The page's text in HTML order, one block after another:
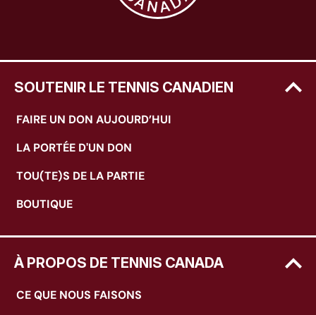
SOUTENIR LE TENNIS CANADIEN
FAIRE UN DON AUJOURD’HUI
LA PORTÉE D'UN DON
TOU(TE)S DE LA PARTIE
BOUTIQUE
À PROPOS DE TENNIS CANADA
CE QUE NOUS FAISONS